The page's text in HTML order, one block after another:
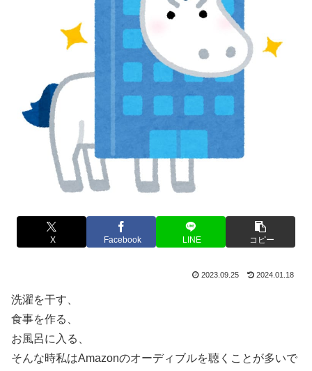
X Facebook LINE コピー
2023.09.25 2024.01.18
洗濯を干す、
食事を作る、
お風呂に入る、
そんな時私はAmazonのオーディブルを聴くことが多いで